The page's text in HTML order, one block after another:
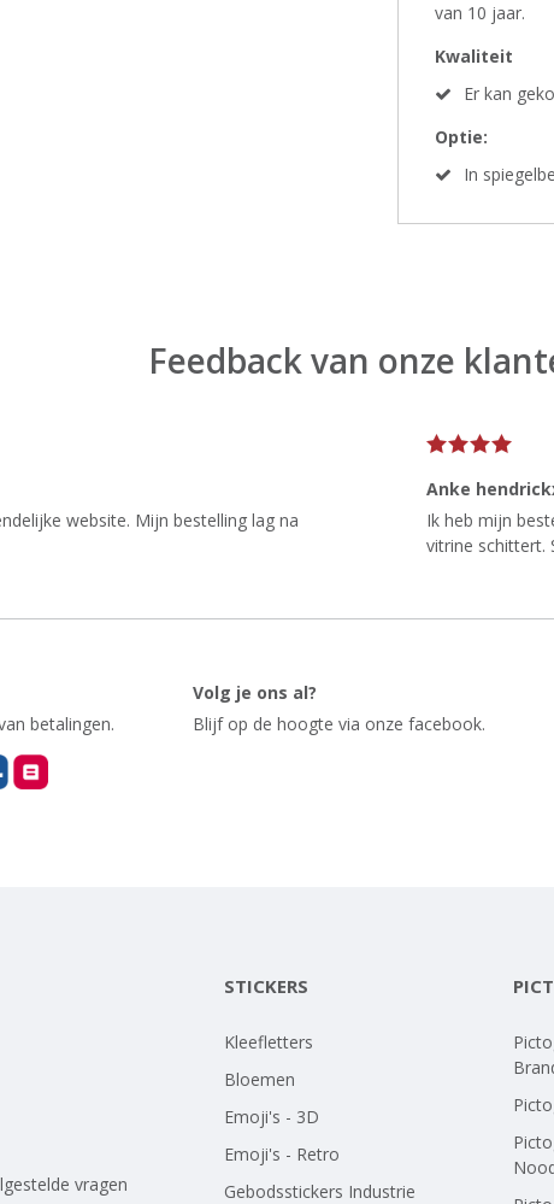
van 10 jaar.
Kwaliteit
Er kan
Optie:
In
Feedback van onze
website. Mijn bestelling lag na
Anke
Ik heb mijn
vitrine schittert.
betalingen.
Volg je ons al?
Blijf op de hoogte via onze facebook.
vragen
STICKERS
Kleefletters
Bloemen
Emoji's - 3D
Emoji's - Retro
Gebodsstickers Industrie